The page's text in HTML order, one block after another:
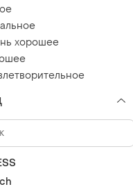
хорошее